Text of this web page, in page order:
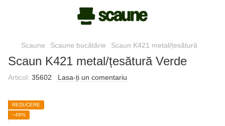
Scaune Scaune bucătărie Scaun K421 metal/țesătură
Scaun K421 metal/țesătură Verde
Articol: 35602 Lasa-ți un comentariu
REDUCERE
−49%